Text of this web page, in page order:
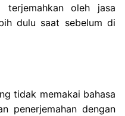
oleh jasa
dulu saat sebelum di
tidak memakai bahasa
penerjemahan dengan